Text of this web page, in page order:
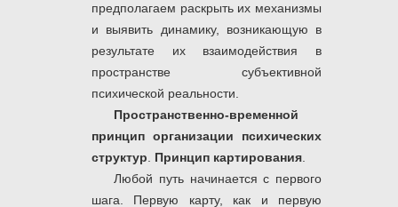
предполагаем раскрыть их механизмы
и выявить динамику, возникающую в
результате их взаимодействия в
пространстве субъективной
психической реальности.
Пространственно-временной
принцип организации психических
структур
Принцип картирования
Любой путь начинается с первого
шага. Первую карту, как и первую